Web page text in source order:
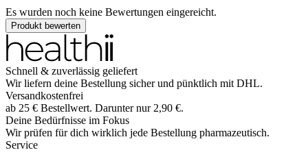
Es wurden noch keine Bewertungen eingereicht.
Produkt bewerten
Schnell & zuverlässig geliefert
Wir liefern deine Bestellung sicher und pünktlich mit DHL.
Versandkostenfrei
ab 25 € Bestellwert. Darunter nur 2,90 €.
Deine Bedürfnisse im Fokus
Wir prüfen für dich wirklich jede Bestellung pharmazeutisch.
Service